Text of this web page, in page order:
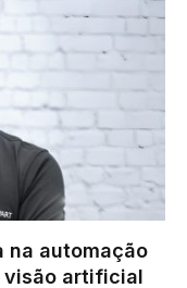
na automação
visão artificial